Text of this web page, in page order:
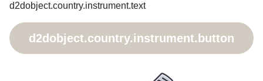
d2dobject.country.instrument.text
d2dobject.country.instrument.button